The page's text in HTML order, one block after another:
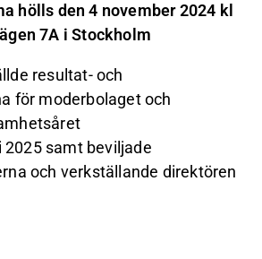
hölls den 4 november 2024 kl
7A i Stockholm
resultat- och
för moderbolaget och
2025 samt beviljade
och verkställande direktören